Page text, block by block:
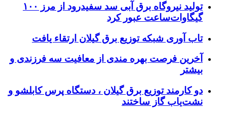
تولید نیروگاه برق‌ آبی سد سفیدرود از مرز ۱۰۰
گیگاوات‌ساعت عبور کرد
تاب آوری شبکه توزیع برق گیلان ارتقاء یافت
آخرین فرصت بهره مندی از معافیت سه فرزندی و
بیشتر
دو کارمند توزیع برق گیلان ، دستگاه پرس کابلشو و
نشت‌یاب گاز ساختند